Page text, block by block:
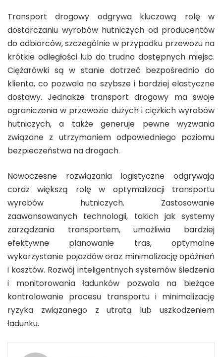
Transport drogowy odgrywa kluczową rolę w
dostarczaniu wyrobów hutniczych od producentów
do odbiorców, szczególnie w przypadku przewozu na
krótkie odległości lub do trudno dostępnych miejsc.
Ciężarówki są w stanie dotrzeć bezpośrednio do
klienta, co pozwala na szybsze i bardziej elastyczne
dostawy. Jednakże transport drogowy ma swoje
ograniczenia w przewozie dużych i ciężkich wyrobów
hutniczych, a także generuje pewne wyzwania
związane z utrzymaniem odpowiedniego poziomu
bezpieczeństwa na drogach.
Nowoczesne rozwiązania logistyczne odgrywają
coraz większą rolę w optymalizacji transportu
wyrobów hutniczych. Zastosowanie
zaawansowanych technologii, takich jak systemy
zarządzania transportem, umożliwia bardziej
efektywne planowanie tras, optymalne
wykorzystanie pojazdów oraz minimalizację opóźnień
i kosztów. Rozwój inteligentnych systemów śledzenia
i monitorowania ładunków pozwala na bieżące
kontrolowanie procesu transportu i minimalizację
ryzyka związanego z utratą lub uszkodzeniem
ładunku.